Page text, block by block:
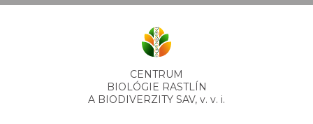
CENTRUM
BIOLÓGIE RASTLÍN
A BIODIVERZITY SAV, v. v. i.